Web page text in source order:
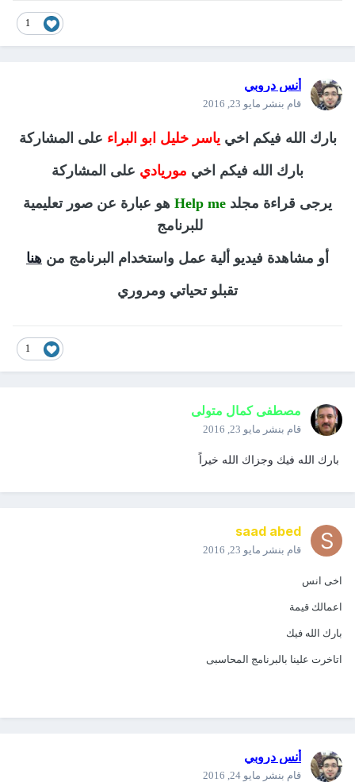
أنس دروبي
قام بنشر مايو 23, 2016
بارك الله فيكم اخي ياسر خليل ابو البراءعلى المشاركة
بارك الله فيكم اخي مورياديعلى المشاركة
يرجى قراءة مجلد Help meهو عبارة عن صور تعليمية
للبرنامج
أو مشاهدة فيديو ألية عمل واستخدام البرنامج من هنا
تقبلو تحياتي ومروري
مصطفى كمال متولى
قام بنشر مايو 23, 2016
بارك الله فيك وجزاك الله خيراً
saad abed
قام بنشر مايو 23, 2016
اخى انس
اعمالك قيمة
بارك الله فيك
اتاخرت علينا بالبرنامج المحاسبى
أنس دروبي
قام بنشر مايو 24, 2016